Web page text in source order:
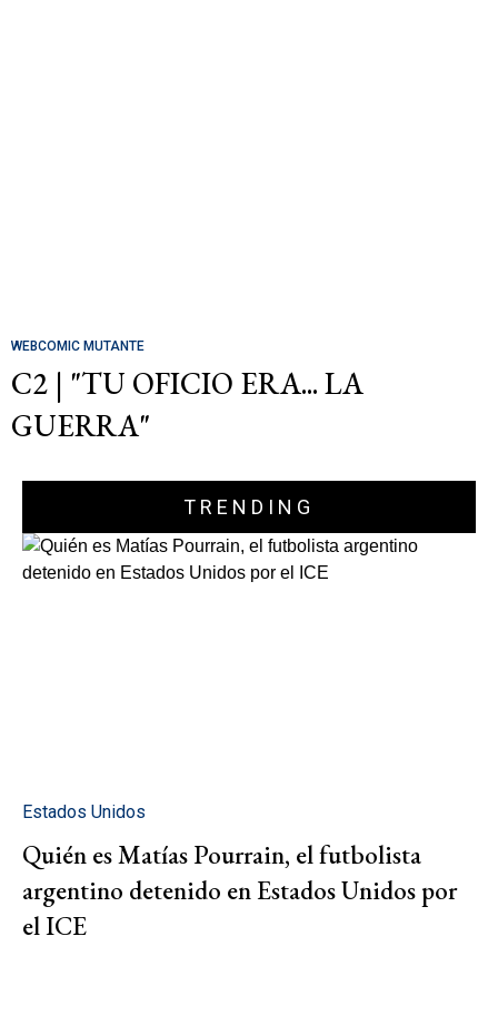
WEBCOMIC MUTANTE
C2 | "TU OFICIO ERA... LA
GUERRA"
TRENDING
Estados Unidos
Quién es Matías Pourrain, el futbolista
argentino detenido en Estados Unidos por
el ICE